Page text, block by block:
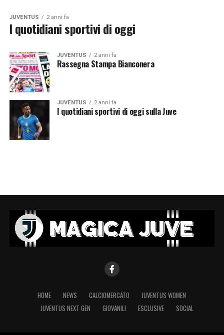
JUVENTUS 2 anni fa
I quotidiani sportivi di oggi
JUVENTUS 2 anni fa
Rassegna Stampa Bianconera
JUVENTUS 2 anni fa
I quotidiani sportivi di oggi sulla Juve
HOME NEWS CALCIOMERCATO
JUVENTUS WOMEN
JUVENTUS NEXT GEN
GIOVANILI ESCLUSIVE SOCIAL